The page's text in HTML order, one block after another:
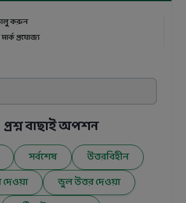
করুন
প্রযোজ্য
প্রশ্ন বাছাই অপশন
সর্বশেষ
উত্তরবিহীন
দেওয়া
ভুল উত্তর দেওয়া